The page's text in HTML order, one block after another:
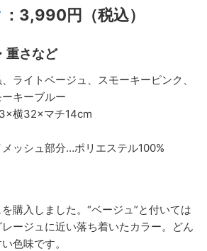
：3,990円（税込）
重さなど
ライトベージュ、スモーキーピンク、
キーブルー
横32×マチ14cm
メッシュ部分…ポリエステル100%
購入しました。“ベージュ”と付いては
ージュに近い落ち着いたカラー。どん
色味です。